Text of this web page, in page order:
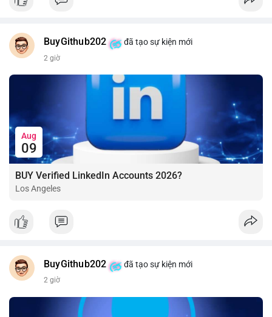
BuyGithub202 đã tạo sự kiện mới
2 giờ
Aug
09
BUY Verified LinkedIn Accounts 2026?
Los Angeles
BuyGithub202 đã tạo sự kiện mới
2 giờ